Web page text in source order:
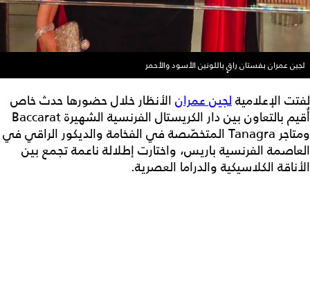
لجين عمران بفستان راقٍ باللونين الأسود والأحمر
لفتت الإعلاميةلجين عمران الأنظار خلال حضورها حدث خاص
أُقيم بالتعاون بين دار الكريستال الفرنسية الشهيرة Baccarat
ومتاجر Tanagra المتخصّصة في الفخامة والديكور الراقي في
العاصمة الفرنسية باريس، واختارت إطلالة ناعمة تجمع بين
الأناقة الكلاسيكية والدراما العصرية.